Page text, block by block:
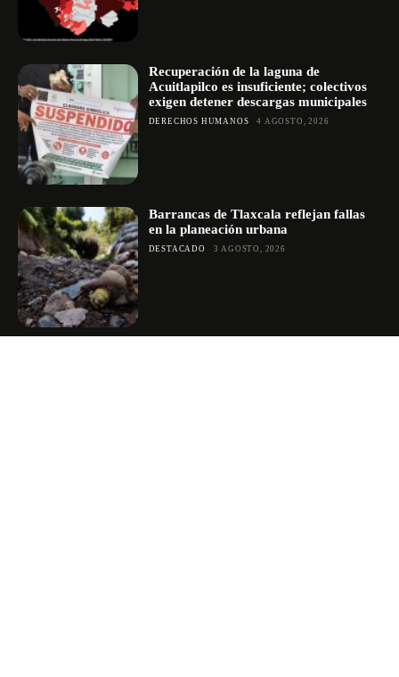
Recuperación de la laguna de
Acuitlapilco es insuficiente; colectivos
exigen detener descargas municipales
DERECHOS HUMANOS 4 AGOSTO, 2026
Barrancas de Tlaxcala reflejan fallas
en la planeación urbana
DESTACADO 3 AGOSTO, 2026